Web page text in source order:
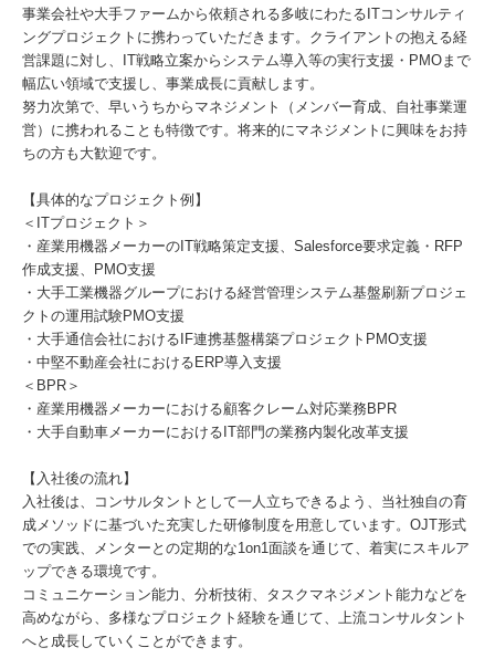
事業会社や大手ファームから依頼される多岐にわたるITコンサルティ
ングプロジェクトに携わっていただきます。クライアントの抱える経
営課題に対し、IT戦略立案からシステム導入等の実行支援・PMOまで
幅広い領域で支援し、事業成長に貢献します。
努力次第で、早いうちからマネジメント（メンバー育成、自社事業運
営）に携われることも特徴です。将来的にマネジメントに興味をお持
ちの方も大歓迎です。
【具体的なプロジェクト例】
＜ITプロジェクト＞
・産業用機器メーカーのIT戦略策定支援、Salesforce要求定義・RFP
作成支援、PMO支援
・大手工業機器グループにおける経営管理システム基盤刷新プロジェ
クトの運用試験PMO支援
・大手通信会社におけるIF連携基盤構築プロジェクトPMO支援
・中堅不動産会社におけるERP導入支援
＜BPR＞
・産業用機器メーカーにおける顧客クレーム対応業務BPR
・大手自動車メーカーにおけるIT部門の業務内製化改革支援
【入社後の流れ】
入社後は、コンサルタントとして一人立ちできるよう、当社独自の育
成メソッドに基づいた充実した研修制度を用意しています。OJT形式
での実践、メンターとの定期的な1on1面談を通じて、着実にスキルア
ップできる環境です。
コミュニケーション能力、分析技術、タスクマネジメント能力などを
高めながら、多様なプロジェクト経験を通じて、上流コンサルタント
へと成長していくことができます。